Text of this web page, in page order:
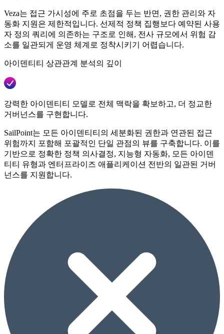
Veza는 접근 가시성에 주로 초점을 두는 반면, 권한 관리와 자
동화 지원은 제한적입니다. 선제적 정책 집행보다 예약된 사용
자 정의 쿼리에 의존하는 구조로 인해, 전사 규모에서 위험 감
소를 일관되게 운영 체계로 정착시키기 어렵습니다.
아이덴티티 상관관계 분석의 깊이
강력한 아이덴티티 모델로 전체 맥락을 확보하고, 더 정교한
거버넌스를 구현합니다.
SailPoint는 모든 아이덴티티의 세분화된 권한과 연관된 접근
위험까지 포함해 포괄적인 단일 관점의 뷰를 구축합니다. 이를
기반으로 정확한 정책 의사결정, 지능형 자동화, 모든 아이덴
티티 유형과 엔터프라이즈 애플리케이션 전반의 일관된 거버
넌스를 지원합니다.